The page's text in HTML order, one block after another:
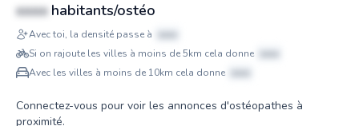
xxxx habitants/ostéo
Avec toi, la densité passe à
xxxx
Si on rajoute les villes à moins de 5km cela donne
xxxx
Avec les villes à moins de 10km cela donne
xxxx
Connectez-vous pour voir les annonces d'ostéopathes à
proximité.